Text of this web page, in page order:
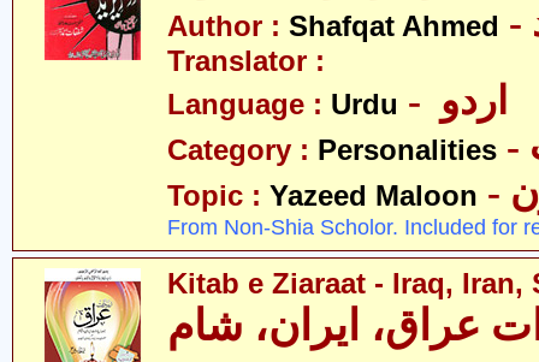
Author : Shafqat Ahmed
Translator :
Language : Urdu
Category : Personalities
Topic : Yazeed Maloon
From Non-Shia Scholor. Included for
Kitab e Ziaraat - Iraq, Iran,
عراق، ایران، شام